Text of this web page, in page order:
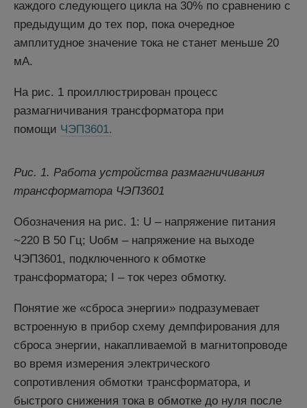
каждого следующего цикла на 30% по сравнению с
предыдущим до тех пор, пока очередное
амплитудное значение тока не станет меньше 20
мА.
На рис. 1 проиллюстрирован процесс
размагничивания трансформатора при
помощи ЧЭП3601.
Рис. 1. Работа устройства размагничивания
трансформатора ЧЭП3601
Обозначения на рис. 1: U – напряжение питания
~220 В 50 Гц; Uобм – напряжение на выходе
ЧЭП3601, подключенного к обмотке
трансформатора; I – ток через обмотку.
Понятие же «сброса энергии» подразумевает
встроенную в прибор схему демпфирования для
сброса энергии, накапливаемой в магнитопроводе
во время измерения электрического
сопротивления обмотки трансформатора, и
быстрого снижения тока в обмотке до нуля после